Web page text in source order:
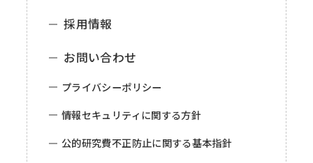
採用情報
お問い合わせ
プライバシーポリシー
情報セキュリティに関する方針
公的研究費不正防止に関する基本指針